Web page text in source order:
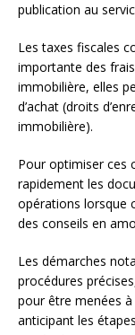
publication au
Les taxes fiscales
importante des
immobilière, elles
d’achat (droits
immobilière).
Pour optimiser ces
rapidement les
opérations lorsque
des conseils en
Les démarches
procédures
pour être menées
anticipant les